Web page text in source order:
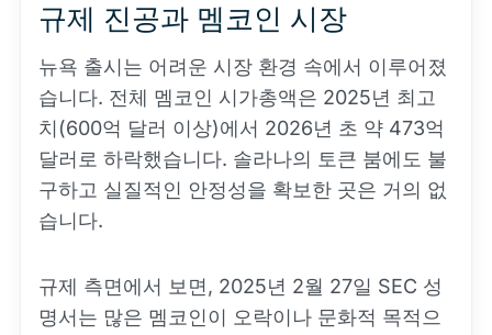
규제 진공과 멤코인 시장
뉴욕 출시는 어려운 시장 환경 속에서 이루어졌
습니다. 전체 멤코인 시가총액은 2025년 최고
치(600억 달러 이상)에서 2026년 초 약 473억
달러로 하락했습니다. 솔라나의 토큰 붐에도 불
구하고 실질적인 안정성을 확보한 곳은 거의 없
습니다.
규제 측면에서 보면, 2025년 2월 27일 SEC 성
명서는 많은 멤코인이 오락이나 문화적 목적으